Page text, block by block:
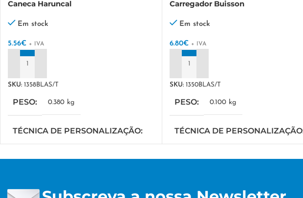
Caneca Haruncal
Em stock
5.56€ + IVA
ADICIONAR
SKU: 1358BLAS/T
PESO 0.380 kg
TÉCNICA DE PERSONALIZAÇÃO
Carregador Buisson
Em stock
6.80€ + IVA
ADICIONAR
SKU: 1350BLAS/T
PESO 0.100 kg
TÉCNICA DE PERSONALIZAÇÃO